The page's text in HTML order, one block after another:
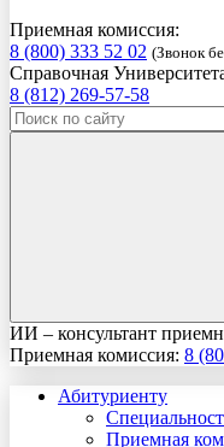
Приемная комиссия:
8 (800) 333 52 02 (Звонок
Справочная
8 (812) 269-57-58
ИИ – консультант
Приемная комиссия: 8
Абитуриенту
Приемная